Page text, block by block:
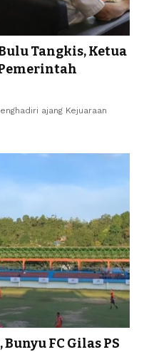
Tangkis, Ketua
ajang Kejuaraan
FC Gilas PS